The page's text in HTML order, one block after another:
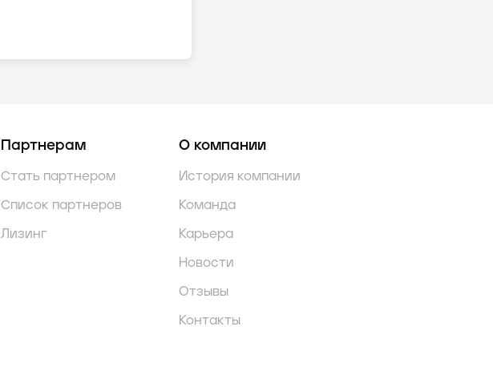
Партнерам
Стать партнером
Список партнеров
Лизинг
О компании
История компании
Команда
Карьера
Новости
Отзывы
Контакты